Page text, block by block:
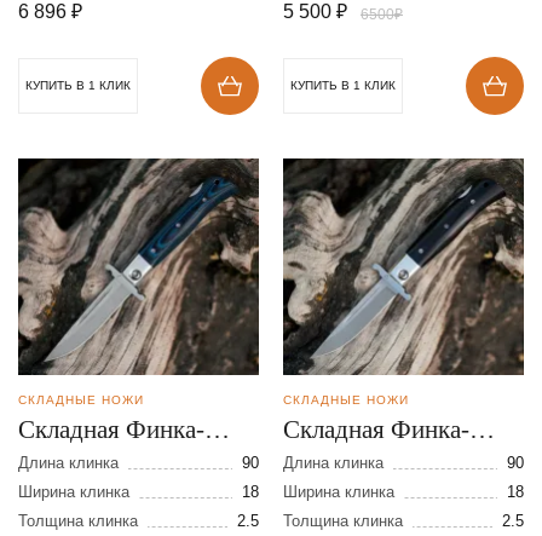
6 896 ₽
КУПИТЬ В 1 КЛИК
5 500 ₽ 6500₽
КУПИТЬ В 1 КЛИК
СКЛАДНЫЕ НОЖИ
Складная Финка-
мини из стали VG-10
Длина клинка
90
Ширина клинка
18
Толщина клинка
2.5
СКЛАДНЫЕ НОЖИ
Складная Финка-
мини из стали N690
Длина клинка
90
Ширина клинка
18
Толщина клинка
2.5